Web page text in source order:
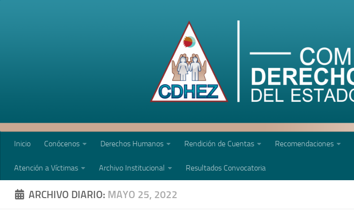
Inicio Conócenos Derechos Humanos Rendición de Cuentas Recomendaciones
Atención a Víctimas Archivo Institucional Resultados Convocatoria
ARCHIVO DIARIO: MAYO 25, 2022